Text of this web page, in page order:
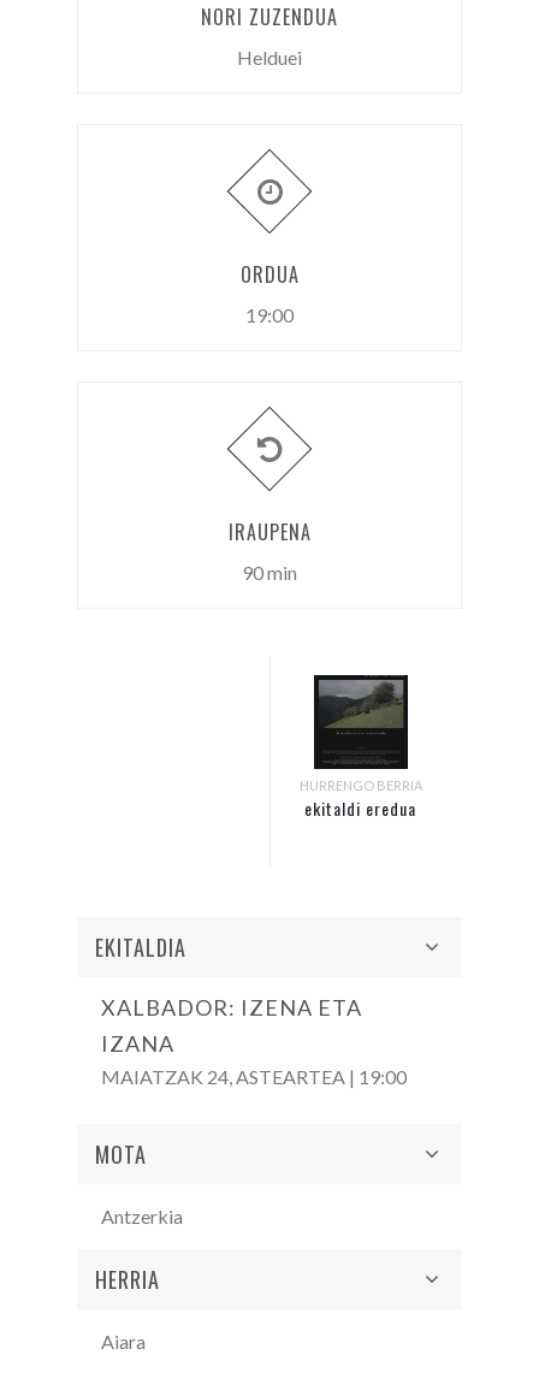
NORI ZUZENDUA
Helduei
ORDUA
19:00
IRAUPENA
90 min
HURRENGO BERRIA
ekitaldi eredua
EKITALDIA
XALBADOR: IZENA ETA
IZANA
MAIATZAK 24, ASTEARTEA | 19:00
MOTA
Antzerkia
HERRIA
Aiara